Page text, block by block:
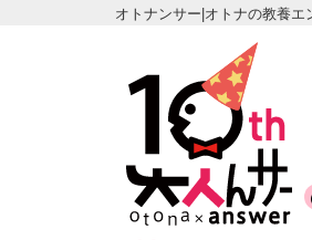
オトナンサー|オトナの教養エ